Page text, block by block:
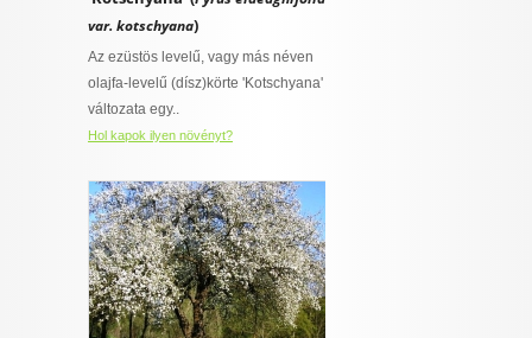
var. kotschyana)
Az ezüstös levelű, vagy más néven
olajfa-levelű (dísz)körte 'Kotschyana'
változata egy..
Hol kapok ilyen növényt?